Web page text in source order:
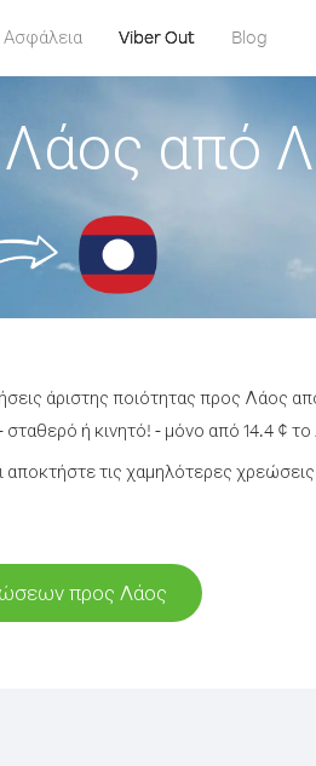
Ασφάλεια Viber Out Blog
από
άριστης ποιότητας προς Λάος
ή κινητό! - μόνο από 14.4 ¢
τις χαμηλότερες
προς Λάος